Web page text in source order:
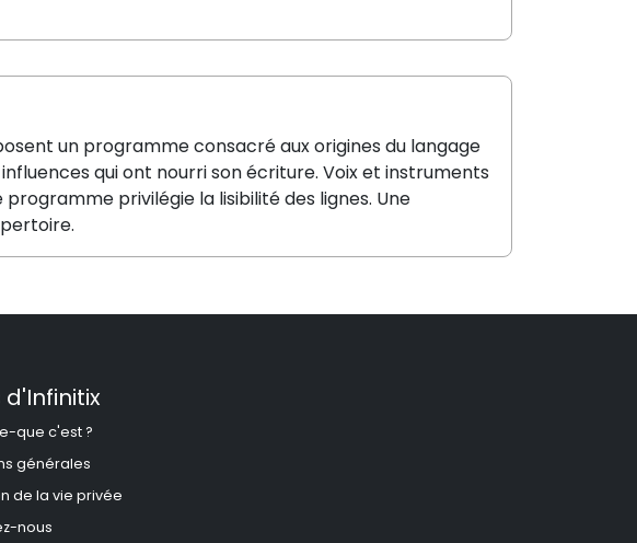
un programme consacré aux origines du langage
qui ont nourri son écriture. Voix et instruments
privilégie la lisibilité des lignes. Une
que c'est ?
générales
de la vie privée
nous